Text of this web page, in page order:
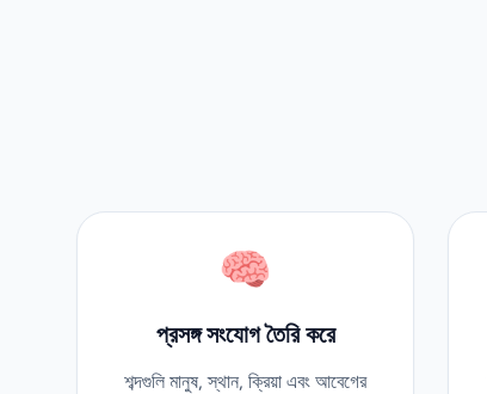
🧠
প্রসঙ্গ সংযোগ তৈরি করে
শব্দগুলি মানুষ, স্থান, ক্রিয়া এবং আবেগের